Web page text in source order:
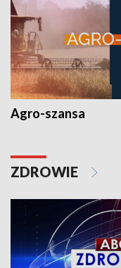
Agro-szansa
ZDROWIE